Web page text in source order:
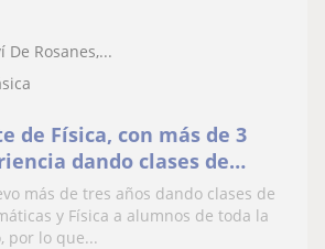
De Rosanes,...
de Física, con más de 3
dando clases de
Física, nivel Eso a
más de tres años dando clases de
y Física a alumnos de toda la
por lo que...